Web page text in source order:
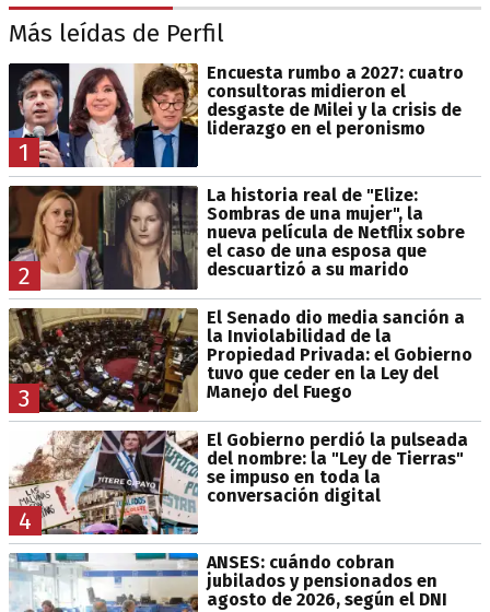
Más leídas de Perfil
1
Encuesta rumbo a 2027: cuatro
consultoras midieron el
desgaste de Milei y la crisis de
liderazgo en el peronismo
2
La historia real de "Elize:
Sombras de una mujer", la
nueva película de Netflix sobre
el caso de una esposa que
descuartizó a su marido
3
El Senado dio media sanción a
la Inviolabilidad de la
Propiedad Privada: el Gobierno
tuvo que ceder en la Ley del
Manejo del Fuego
4
El Gobierno perdió la pulseada
del nombre: la "Ley de Tierras"
se impuso en toda la
conversación digital
ANSES: cuándo cobran
jubilados y pensionados en
agosto de 2026, según el DNI